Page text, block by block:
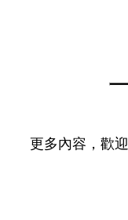
更多內容，歡迎